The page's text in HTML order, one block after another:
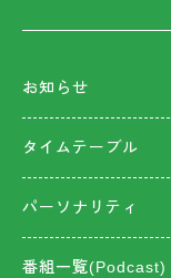
お知らせ
タイムテーブル
パーソナリティ
番組一覧(Podcast)